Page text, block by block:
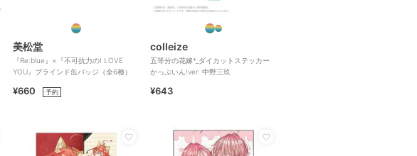
美松堂
『Re:blue』×『不可抗力のI LOVE
YOU』ブラインド缶バッジ（全6種）
¥660 予約
colleize
五等分の花嫁*_ダイカットステッカー
かっぷいん!ver. 中野三玖
¥643